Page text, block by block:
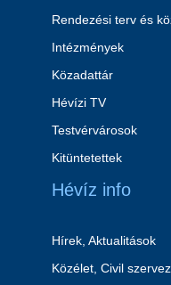
Rendezési terv és
Intézmények
Közadattár
Hévízi TV
Testvérvárosok
Kitüntetettek
Hévíz info
Hírek, Aktualitások
Közélet, Civil